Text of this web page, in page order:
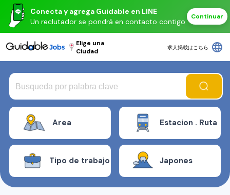
Conecta y agrega Guidable en LINE
Un reclutador se pondrá en contacto contigo
Continuar
Elige una
Ciudad
求人掲載はこちら language
Area Estacion . Ruta
Tipo de trabajo Japones